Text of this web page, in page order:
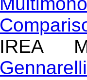
IREA
Gennarelli